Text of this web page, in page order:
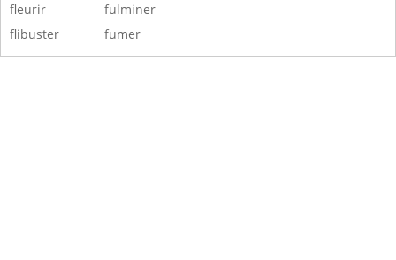
fleurir
flibuster
fulminer
fumer